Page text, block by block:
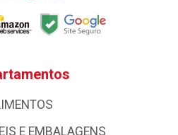
E EMBALAGENS